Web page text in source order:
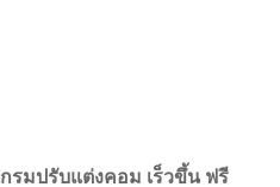
รมปรับแต่งคอม เร็วขึ้น ฟรี